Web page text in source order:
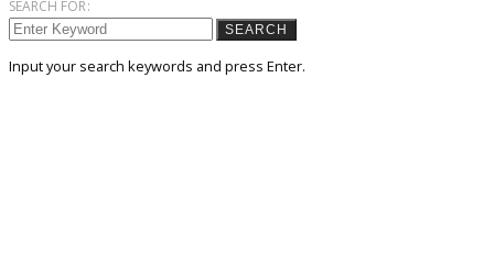
SEARCH FOR:
SEARCH
Input your search keywords and press Enter.